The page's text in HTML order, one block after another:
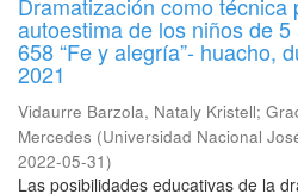
autoestima de los niños de 5
658 “Fe y alegría”- huacho,
2021
Vidaurre Barzola, Nataly Kristell;
Mercedes (Universidad Nacional
2022-05-31)
Las posibilidades educativas de la